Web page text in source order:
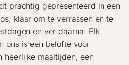
prachtig gepresenteerd in een
klaar om te verrassen en te
en ver daarna. Elk
ons is een belofte voor
heerlijke maaltijden, een